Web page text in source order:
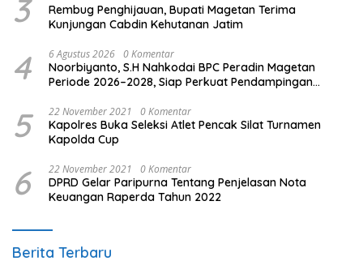
3
Rembug Penghijauan, Bupati Magetan Terima
Kunjungan Cabdin Kehutanan Jatim
4 6 Agustus 2026 0 Komentar
Noorbiyanto, S.H Nahkodai BPC Peradin Magetan
Periode 2026–2028, Siap Perkuat Pendampingan
5 22 November 2021 0 Komentar
Kapolres Buka Seleksi Atlet Pencak Silat Turnamen
Kapolda Cup
6 22 November 2021 0 Komentar
DPRD Gelar Paripurna Tentang Penjelasan Nota
Keuangan Raperda Tahun 2022
Berita Terbaru